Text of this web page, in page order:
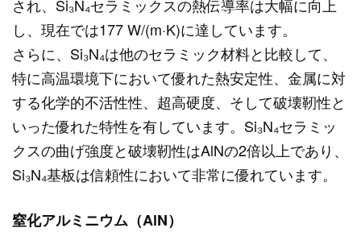
され、Si₃N₄セラミックスの熱伝導率は大幅に向上
し、現在では177 W/(m·K)に達しています。
さらに、Si₃N₄は他のセラミック材料と比較して、
特に高温環境下において優れた熱安定性、金属に対
する化学的不活性性、超高硬度、そして破壊靭性と
いった優れた特性を有しています。Si₃N₄セラミッ
クスの曲げ強度と破壊靭性はAlNの2倍以上であり、
Si₃N₄基板は信頼性において非常に優れています。
窒化アルミニウム（AlN）